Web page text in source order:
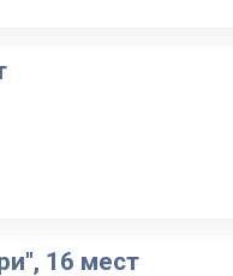
16 мест